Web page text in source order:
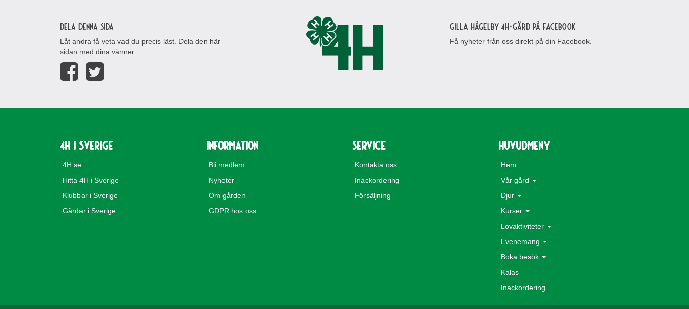
Dela denna sida
Låt andra få veta vad du precis läst. Dela den här
sidan med dina vänner.
Gilla Hågelby 4H-gård på Facebook
Få nyheter från oss direkt på din Facebook.
4H i Sverige
4H.se
Hitta 4H i Sverige
Klubbar i Sverige
Gårdar i Sverige
Information
Bli medlem
Nyheter
Om gården
GDPR hos oss
Service
Kontakta oss
Inackordering
Försäljning
Huvudmeny
Hem
Vår gård
Djur
Kurser
Lovaktiviteter
Evenemang
Boka besök
Kalas
Inackordering